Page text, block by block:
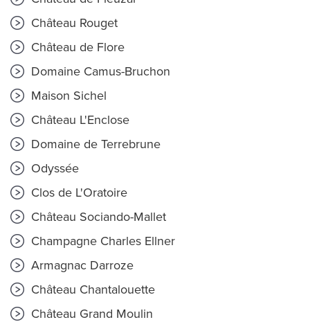
Château Rouget
Château de Flore
Domaine Camus-Bruchon
Maison Sichel
Château L'Enclose
Domaine de Terrebrune
Odyssée
Clos de L'Oratoire
Château Sociando-Mallet
Champagne Charles Ellner
Armagnac Darroze
Château Chantalouette
Château Grand Moulin